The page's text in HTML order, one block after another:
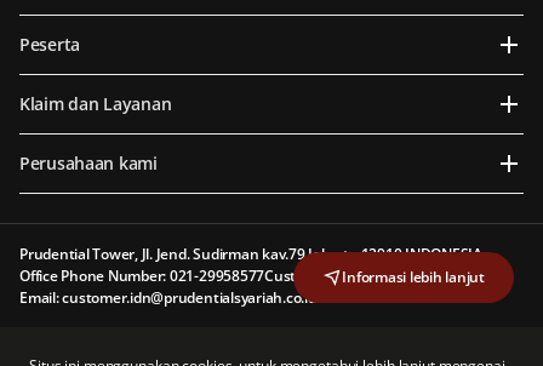
Informasi lebih lanjut
Peserta
Klaim dan Layanan
Perusahaan kami
Prudential Tower, Jl. Jend. Sudirman kav.79 Jakarta 12910 INDONESIA
Office Phone Number: 021-29958577Customer Line: 1500 577
Email: customer.idn@prudentialsyariah.co.id